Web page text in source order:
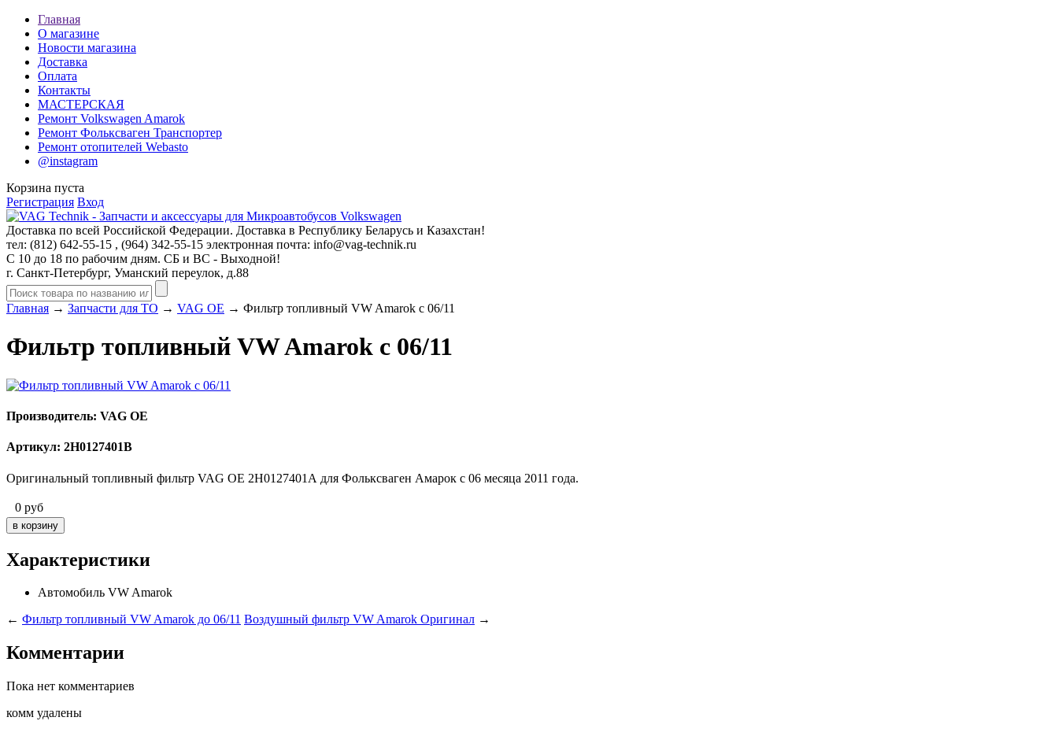
Главная
О магазине
Новости магазина
Доставка
Оплата
Контакты
МАСТЕРСКАЯ
Ремонт Volkswagen Amarok
Ремонт Фольксваген Транспортер
Ремонт отопителей Webasto
@instagram
Корзина пуста
Регистрация Вход
Доставка по всей Российской Федерации. Доставка в Республику Беларусь и Казахстан!
тел: (812) 642-55-15 , (964) 342-55-15 электронная почта: info@vag-technik.ru
С 10 до 18 по рабочим дням. СБ и ВС - Выходной!
г. Санкт-Петербург, Уманский переулок, д.88
Главная → Запчасти для ТО → VAG OE → Фильтр топливный VW Amarok с 06/11
Фильтр топливный VW Amarok с 06/11
Производитель: VAG OE
Артикул: 2H0127401B
Оригинальный топливный фильтр VAG OE 2H0127401A для Фольксваген Амарок с 06 месяца 2011 года.
0 руб
Характеристики
Автомобиль VW Amarok
← Фильтр топливный VW Amarok до 06/11 Воздушный фильтр VW Amarok Оригинал →
Комментарии
Пока нет комментариев
комм удалены